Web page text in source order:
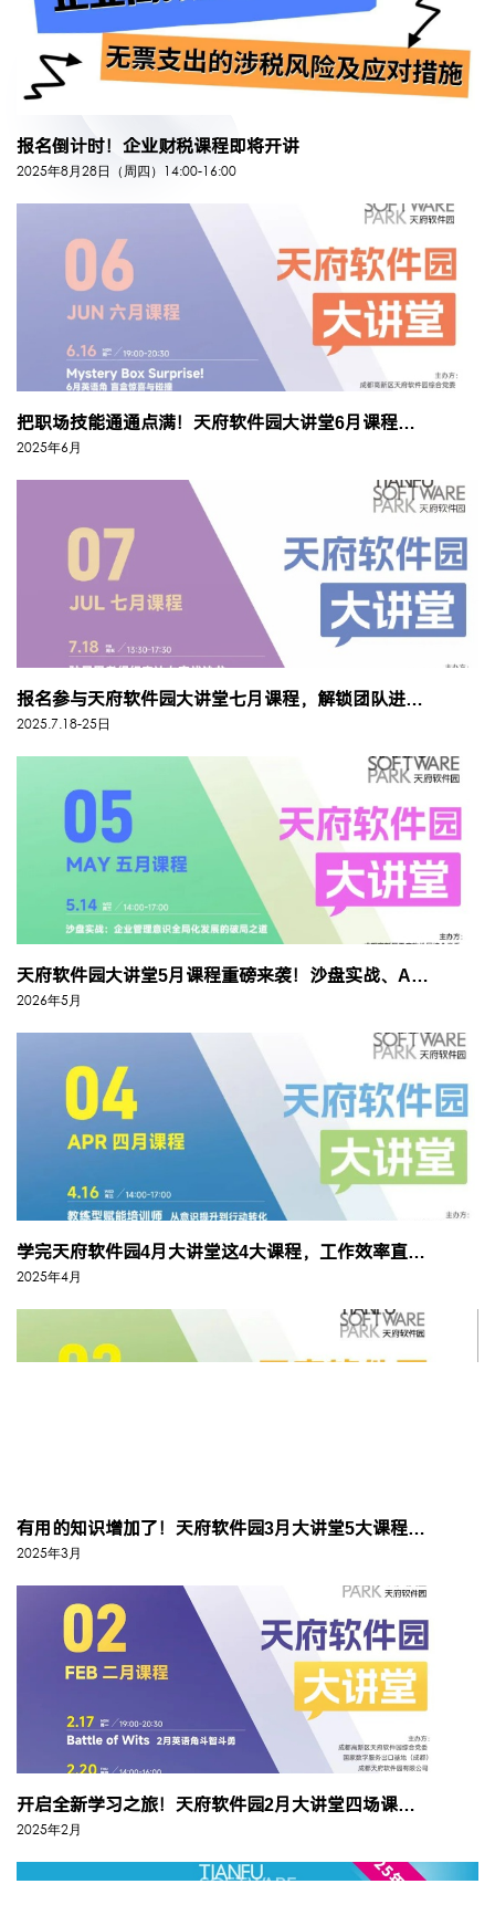
报名倒计时！企业财税课程即将开讲
2025年8月28日（周四）14:00-16:00
把职场技能通通点满！天府软件园大讲堂6月课程等你来报名~
2025年6月
报名参与天府软件园大讲堂七月课程，解锁团队进阶全能密码
2025.7.18-25日
天府软件园大讲堂5月课程重磅来袭！沙盘实战、AI领导力思维、英语角……...
2026年5月
学完天府软件园4月大讲堂这4大课程，工作效率直线提升！
2025年4月
有用的知识增加了！天府软件园3月大讲堂5大课程即将开启~
2025年3月
开启全新学习之旅！天府软件园2月大讲堂四场课程等你参与~
2025年2月